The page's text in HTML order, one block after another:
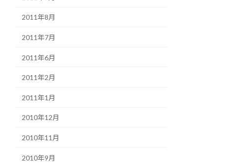
2011年8月
2011年7月
2011年6月
2011年2月
2011年1月
2010年12月
2010年11月
2010年9月